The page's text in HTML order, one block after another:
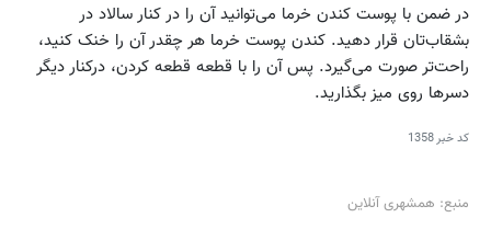
در ضمن با پوست کندن خرما می‌توانید آن را در کنار سالاد در
بشقاب‌تان قرار دهید. کندن پوست خرما هر چقدر آن را خنک کنید،
راحت‌تر صورت می‌گیرد. پس آن را با قطعه قطعه کردن، درکنار دیگر
دسرها روی میز بگذارید.
کد خبر1358
منبع: همشهری آنلاین